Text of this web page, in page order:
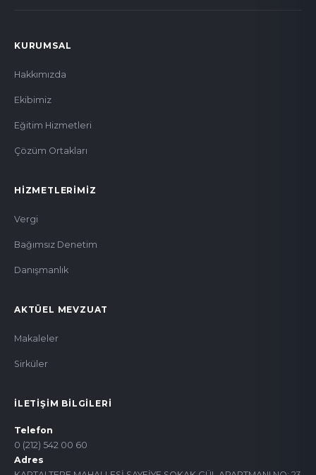
KURUMSAL
Hakkımızda
Ekibimiz
Eğitim Hizmetleri
Çözüm Ortakları
HIZMETLERIMIZ
Vergi
Bağımsız Denetim
Danışmanlık
AKTÜEL MEVZUAT
Makaleler
Sirküler
İLETIŞIM BILGILERI
Telefon
0 (212) 542 00 60
Adres